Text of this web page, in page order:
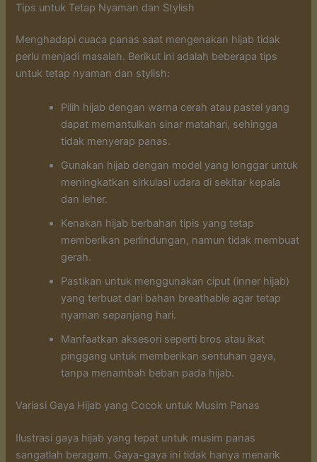
Tips untuk Tetap Nyaman dan Stylish
Menghadapi cuaca panas saat mengenakan hijab tidak
perlu menjadi masalah. Berikut ini adalah beberapa tips
untuk tetap nyaman dan stylish:
Pilih hijab dengan warna cerah atau pastel yang
dapat memantulkan sinar matahari, sehingga
tidak menyerap panas.
Gunakan hijab dengan model yang longgar untuk
meningkatkan sirkulasi udara di sekitar kepala
dan leher.
Kenakan hijab berbahan tipis yang tetap
memberikan perlindungan, namun tidak membuat
gerah.
Pastikan untuk menggunakan ciput (inner hijab)
yang terbuat dari bahan breathable agar tetap
nyaman sepanjang hari.
Manfaatkan aksesori seperti bros atau ikat
pinggang untuk memberikan sentuhan gaya,
tanpa menambah beban pada hijab.
Variasi Gaya Hijab yang Cocok untuk Musim Panas
Ilustrasi gaya hijab yang tepat untuk musim panas
sangatlah beragam. Gaya-gaya ini tidak hanya menarik